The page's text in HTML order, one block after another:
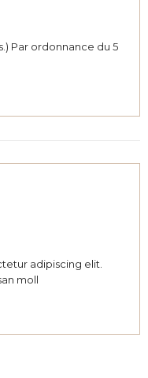
s.) Par ordonnance du 5
adipiscing elit.
moll